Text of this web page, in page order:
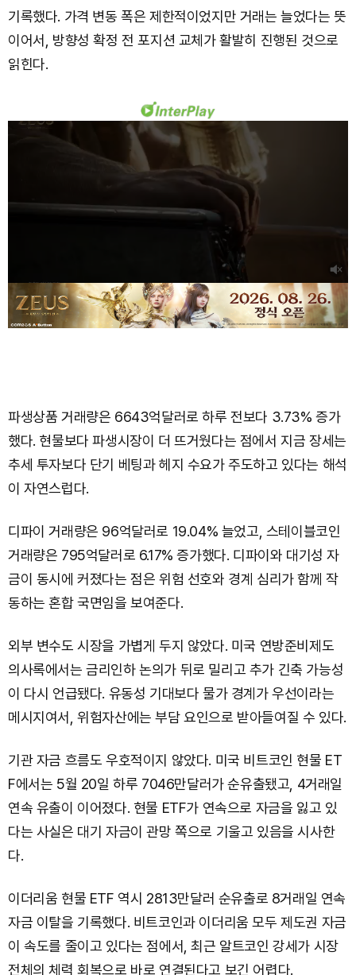
기록했다. 가격 변동 폭은 제한적이었지만 거래는 늘었다는 뜻
이어서, 방향성 확정 전 포지션 교체가 활발히 진행된 것으로
읽힌다.
파생상품 거래량은 6643억달러로 하루 전보다 3.73% 증가
했다. 현물보다 파생시장이 더 뜨거웠다는 점에서 지금 장세는
추세 투자보다 단기 베팅과 헤지 수요가 주도하고 있다는 해석
이 자연스럽다.
디파이 거래량은 96억달러로 19.04% 늘었고, 스테이블코인
거래량은 795억달러로 6.17% 증가했다. 디파이와 대기성 자
금이 동시에 커졌다는 점은 위험 선호와 경계 심리가 함께 작
동하는 혼합 국면임을 보여준다.
외부 변수도 시장을 가볍게 두지 않았다. 미국 연방준비제도
의사록에서는 금리인하 논의가 뒤로 밀리고 추가 긴축 가능성
이 다시 언급됐다. 유동성 기대보다 물가 경계가 우선이라는
메시지여서, 위험자산에는 부담 요인으로 받아들여질 수 있다.
기관 자금 흐름도 우호적이지 않았다. 미국 비트코인 현물 ET
F에서는 5월 20일 하루 7046만달러가 순유출됐고, 4거래일
연속 유출이 이어졌다. 현물 ETF가 연속으로 자금을 잃고 있
다는 사실은 대기 자금이 관망 쪽으로 기울고 있음을 시사한
다.
이더리움 현물 ETF 역시 2813만달러 순유출로 8거래일 연속
자금 이탈을 기록했다. 비트코인과 이더리움 모두 제도권 자금
이 속도를 줄이고 있다는 점에서, 최근 알트코인 강세가 시장
전체의 체력 회복으로 바로 연결된다고 보긴 어렵다.